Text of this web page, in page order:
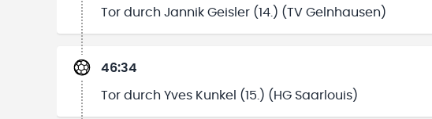
Tor durch Jannik Geisler (14.) (TV Gelnhausen)
46:34
Tor durch Yves Kunkel (15.) (HG Saarlouis)